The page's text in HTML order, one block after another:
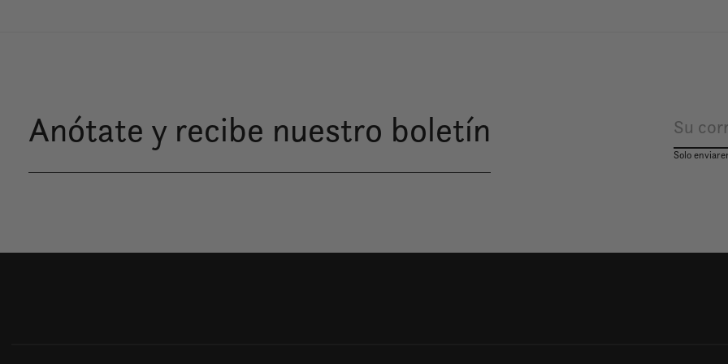
Anótate y recibe nuestro boletín
Solo